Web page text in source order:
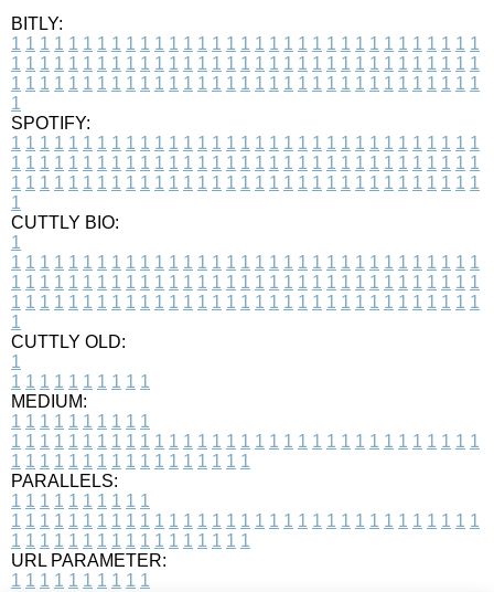
BITLY:
1 1 1 1 1 1 1 1 1 1 1 1 1 1 1 1 1 1 1 1 1 1 1 1 1 1 1 1 1 1 1 1 1
1 1 1 1 1 1 1 1 1 1 1 1 1 1 1 1 1 1 1 1 1 1 1 1 1 1 1 1 1 1 1 1 1
1 1 1 1 1 1 1 1 1 1 1 1 1 1 1 1 1 1 1 1 1 1 1 1 1 1 1 1 1 1 1 1 1
1
SPOTIFY:
1 1 1 1 1 1 1 1 1 1 1 1 1 1 1 1 1 1 1 1 1 1 1 1 1 1 1 1 1 1 1 1 1
1 1 1 1 1 1 1 1 1 1 1 1 1 1 1 1 1 1 1 1 1 1 1 1 1 1 1 1 1 1 1 1 1
1 1 1 1 1 1 1 1 1 1 1 1 1 1 1 1 1 1 1 1 1 1 1 1 1 1 1 1 1 1 1 1 1
1
CUTTLY BIO:
1
1 1 1 1 1 1 1 1 1 1 1 1 1 1 1 1 1 1 1 1 1 1 1 1 1 1 1 1 1 1 1 1 1
1 1 1 1 1 1 1 1 1 1 1 1 1 1 1 1 1 1 1 1 1 1 1 1 1 1 1 1 1 1 1 1 1
1 1 1 1 1 1 1 1 1 1 1 1 1 1 1 1 1 1 1 1 1 1 1 1 1 1 1 1 1 1 1 1 1
1
CUTTLY OLD:
1
1 1 1 1 1 1 1 1 1 1
MEDIUM:
1 1 1 1 1 1 1 1 1 1
1 1 1 1 1 1 1 1 1 1 1 1 1 1 1 1 1 1 1 1 1 1 1 1 1 1 1 1 1 1 1 1 1
1 1 1 1 1 1 1 1 1 1 1 1 1 1 1 1 1
PARALLELS:
1 1 1 1 1 1 1 1 1 1
1 1 1 1 1 1 1 1 1 1 1 1 1 1 1 1 1 1 1 1 1 1 1 1 1 1 1 1 1 1 1 1 1
1 1 1 1 1 1 1 1 1 1 1 1 1 1 1 1 1
URL PARAMETER:
1 1 1 1 1 1 1 1 1 1